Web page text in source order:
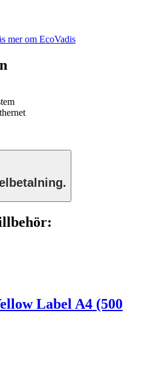
mer om EcoVadis
Label A4 (500